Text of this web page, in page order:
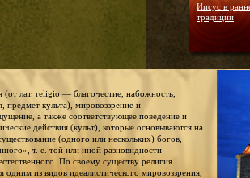
Иисус в
традиции
(от лат. religio — благочестие, набожность,
предмет культа), мировоззрение и
а также соответствующее поведение и
действия (культ), которые основываются на
(одного или нескольких) богов,
т. е. той или иной разновидности
По своему существу религия
одним из видов идеалистического мировоззрения,